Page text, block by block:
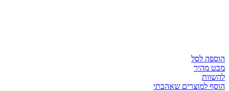
הוספה לסל
מבט מהיר
להשוות
הוסף למוצרים שאהבתי